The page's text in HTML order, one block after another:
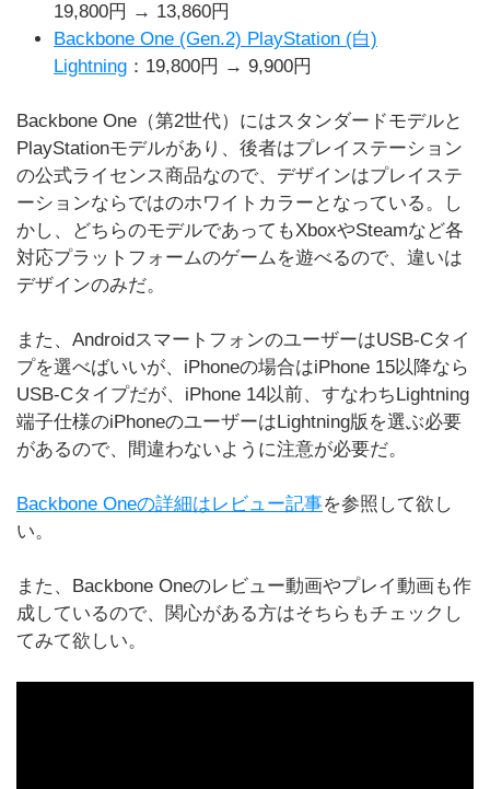
19,800円 → 13,860円
Backbone One (Gen.2) PlayStation (白)
Lightning ：19,800円 → 9,900円
Backbone One（第2世代）にはスタンダードモデルと
PlayStationモデルがあり、後者はプレイステーション
の公式ライセンス商品なので、デザインはプレイステ
ーションならではのホワイトカラーとなっている。し
かし、どちらのモデルであってもXboxやSteamなど各
対応プラットフォームのゲームを遊べるので、違いは
デザインのみだ。
また、AndroidスマートフォンのユーザーはUSB-Cタイ
プを選べばいいが、iPhoneの場合はiPhone 15以降なら
USB-Cタイプだが、iPhone 14以前、すなわちLightning
端子仕様のiPhoneのユーザーはLightning版を選ぶ必要
があるので、間違わないように注意が必要だ。
Backbone Oneの詳細はレビュー記事を参照して欲し
い。
また、Backbone Oneのレビュー動画やプレイ動画も作
成しているので、関心がある方はそちらもチェックし
てみて欲しい。